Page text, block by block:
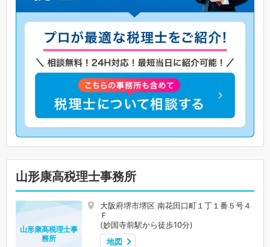
山形康高税理士事務所
大阪府堺市堺区 南花田口町１丁１番５号４
Ｆ
(妙国寺前駅から徒歩10分)
地図
山形康高税理士事
務所